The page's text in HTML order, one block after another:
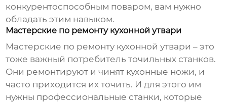
конкурентоспособным поваром, вам нужно
обладать этим навыком.
Мастерские по ремонту кухонной утвари
Мастерские по ремонту кухонной утвари – это
тоже важный потребитель точильных станков.
Они ремонтируют и чинят кухонные ножи, и
часто приходится их точить. И для этого им
нужны профессиональные станки, которые